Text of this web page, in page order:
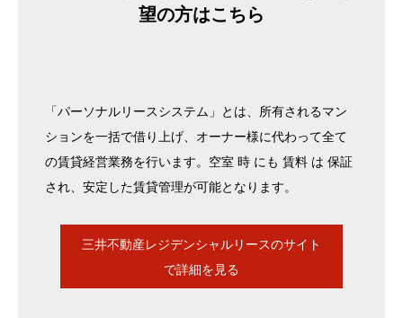
望の方はこちら
「パーソナルリースシステム」とは、所有されるマン
ションを一括で借り上げ、オーナー様に代わって全て
の賃貸経営業務を行います。空室 時 にも 賃料 は 保証
され、安定した賃貸管理が可能となります。
三井不動産レジデンシャルリースのサイト
で詳細を見る